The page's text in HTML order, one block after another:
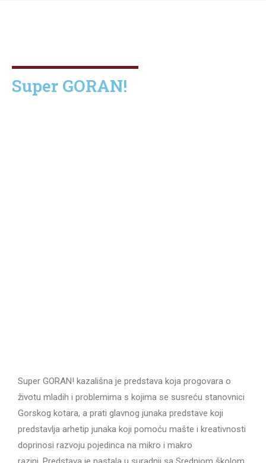
Super GORAN!
Super GORAN! kazališna je predstava koja progovara o
životu mladih i problemima s kojima se susreću stanovnici
Gorskog kotara, a prati glavnog junaka predstave koji
predstavlja arhetip junaka koji pomoću mašte i kreativnosti
doprinosi razvoju pojedinca na mikro i makro